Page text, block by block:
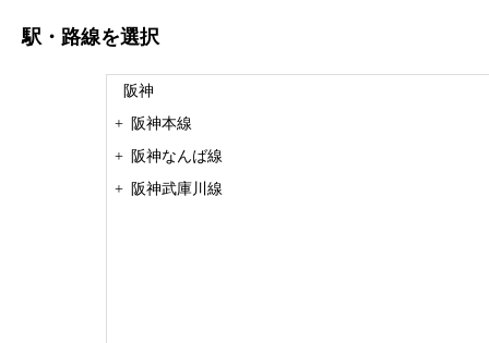
駅・路線を選択
阪神
阪神本線
+
阪神なんば線
+
阪神武庫川線
+